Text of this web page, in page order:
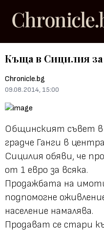
Къща в Сицилия за
Chronicle.bg
09.08.2014, 15:00
Общинският съвет в
градче Ганги в
Сицилия обяви, че
от 1 евро за всяка.
Продажбата на
подпомогне
население намалява.
Продават се стари